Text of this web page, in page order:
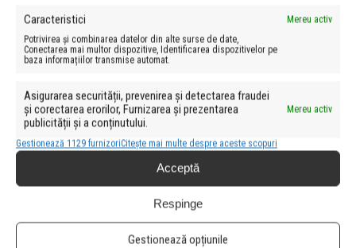
Caracteristici
Mereu activ
Potrivirea și combinarea datelor din alte surse de date,
Conectarea mai multor dispozitive, Identificarea dispozitivelor pe
baza informațiilor transmise automat.
Asigurarea securității, prevenirea și detectarea fraudei
și corectarea erorilor, Furnizarea și prezentarea
publicității și a conținutului.
Mereu activ
Gestionează 1129 furnizoriCitește mai multe despre aceste scopuri
Acceptă
Respinge
Gestionează opțiunile
scos din monoton si zona de confort.”
„Acestcursmi-a oferit o experienta extrem de
implicarea, dedicarea cat si rabdarea luiIlie
in a ne
face cunoscute notiuni noi, a intelege o materie
extrem de complexa intr-un timp relative foarte
scurt. Participarea la acest curs a fost extrem de
Programul sesiunilor PMP Exam Prep pentru 2018
il gasiti